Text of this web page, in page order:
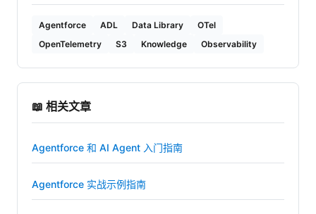
Agentforce ADL Data Library
OTel
OpenTelemetry
S3 Knowledge Observability
📖 相关文章
Agentforce 和 AI Agent 入门指南
Agentforce 实战示例指南